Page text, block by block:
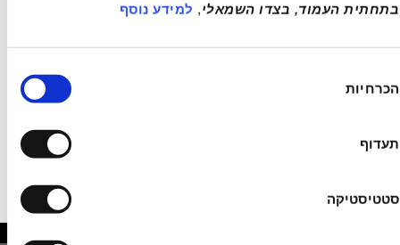
בתחתית העמוד, בצדו השמאלי, למידע נוסף
הכרחיות
תעדוף
סטטיסטיקה